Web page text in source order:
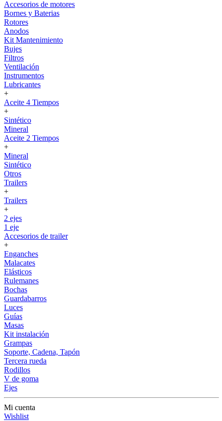
Accesorios de motores
Bornes y Baterias
Rotores
Anodos
Kit Mantenimiento
Bujes
Filtros
Ventilación
Instrumentos
Lubricantes
+
Aceite 4 Tiempos
+
Sintético
Mineral
Aceite 2 Tiempos
+
Mineral
Sintético
Otros
Trailers
+
Trailers
+
2 ejes
1 eje
Accesorios de trailer
+
Enganches
Malacates
Elásticos
Rulemanes
Bochas
Guardabarros
Luces
Guías
Masas
Kit instalación
Grampas
Soporte, Cadena, Tapón
Tercera rueda
Rodillos
V de goma
Ejes
Mi cuenta
Wishlist